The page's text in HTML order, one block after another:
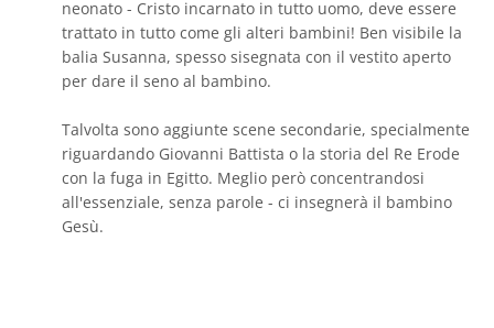
neonato - Cristo incarnato in tutto uomo, deve essere
trattato in tutto come gli alteri bambini! Ben visibile la
balia Susanna, spesso sisegnata con il vestito aperto
per dare il seno al bambino.
Talvolta sono aggiunte scene secondarie, specialmente
riguardando Giovanni Battista o la storia del Re Erode
con la fuga in Egitto. Meglio però concentrandosi
all'essenziale, senza parole - ci insegnerà il bambino
Gesù.